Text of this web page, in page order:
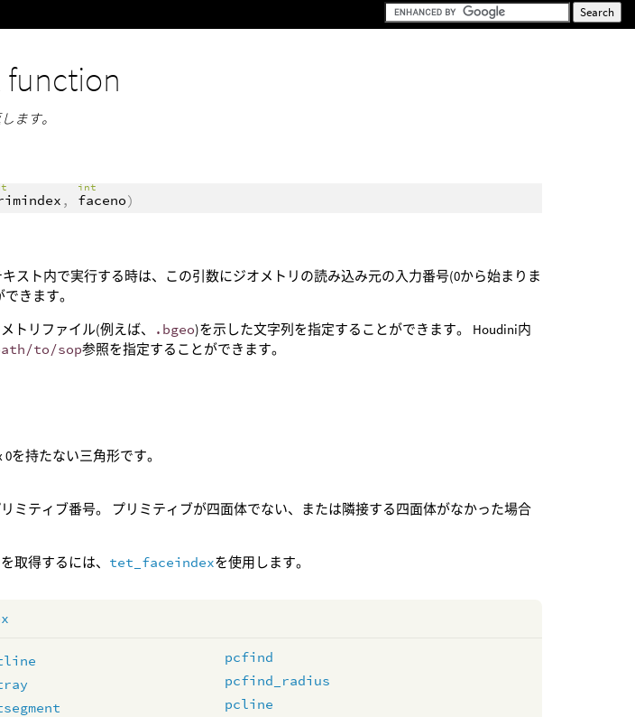
function
ます。
,
int
faceno)
キスト内で実行する時は、この引数にジオメトリの読み込み元の入力番号(0から始まりま
きます。
トリファイル(例えば、
.bgeo)を示した文字列を指定することができます。 Houdini内
to/sop参照を指定することができます。
を持たない三角形です。
ミティブ番号。 プリミティブが四面体でない、または隣接する四面体がなかった場合
取得するには、 tet_faceindexを使用します。
pcfind
pcfind_radius
pcline